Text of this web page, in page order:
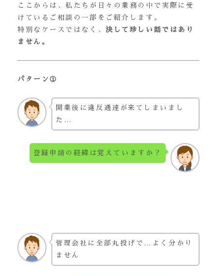
ここからは、私たちが日々の業務の中で実際に受
けているご相談の一部をご紹介します。
特別なケースではなく、決して珍しい話ではあり
ません。
パターン①
開業後に違反通達が来てしまいまし
た…
登録申請の経緯は覚えていますか？
管理会社に全部丸投げで…よく分かり
ません